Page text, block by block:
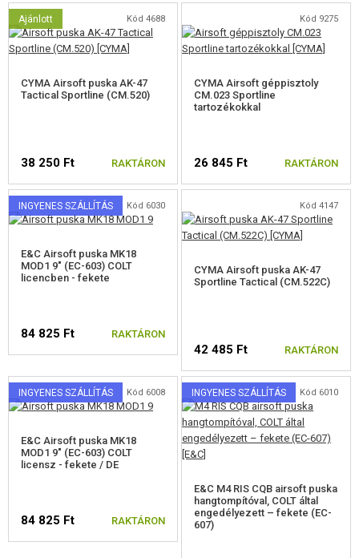
HÍREK
Ajánlott Kód 4688
CYMA Airsoft puska AK-47
Tactical Sportline (CM.520)
38 250 Ft RAKTÁRON
Kód 9275
CYMA Airsoft géppisztoly
CM.023 Sportline
tartozékokkal
26 845 Ft RAKTÁRON
INGYENES SZÁLLÍTÁS Kód 6030
E&C Airsoft puska MK18
MOD1 9" (EC-603) COLT
licencben - fekete
84 825 Ft RAKTÁRON
Kód 4147
CYMA Airsoft puska AK-47
Sportline Tactical (CM.522C)
42 485 Ft RAKTÁRON
INGYENES SZÁLLÍTÁS Kód 6008
E&C Airsoft puska MK18
MOD1 9" (EC-603) COLT
licensz - fekete / DE
84 825 Ft RAKTÁRON
INGYENES SZÁLLÍTÁS Kód 6010
E&C M4 RIS CQB airsoft puska
hangtompítóval, COLT által
engedélyezett – fekete (EC-
607)